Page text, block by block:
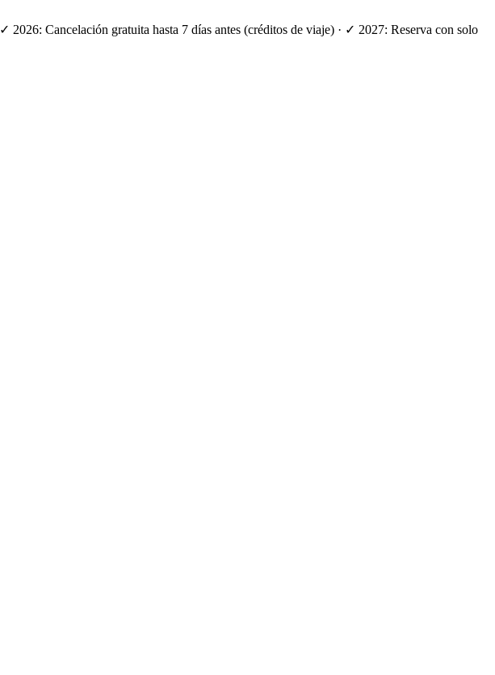
✓ 2026: Cancelación gratuita hasta 7 días antes (créditos de viaje) · ✓ 2027: Reserva con solo